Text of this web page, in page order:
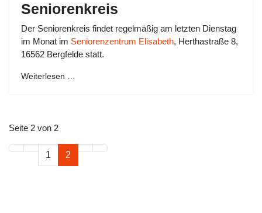
Seniorenkreis
Der Seniorenkreis findet regelmäßig am letzten Dienstag
im Monat im Seniorenzentrum Elisabeth, Herthastraße 8,
16562 Bergfelde statt.
Weiterlesen …
Seite 2 von 2
1 2